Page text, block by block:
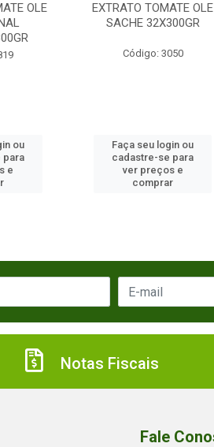
OLE
ou
para
e
EXTRATO TOMATE OLE
SACHE 32X300GR
Código: 3050
Faça seu login ou
cadastre-se para
ver preços e
comprar
Notas Fiscais
Fale